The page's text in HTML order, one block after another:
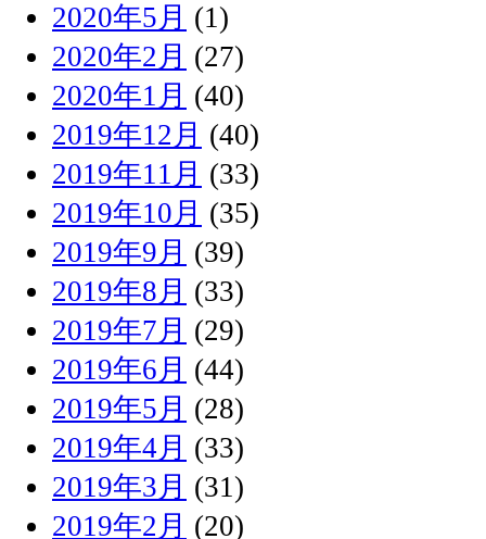
2020年5月 (1)
2020年2月 (27)
2020年1月 (40)
2019年12月 (40)
2019年11月 (33)
2019年10月 (35)
2019年9月 (39)
2019年8月 (33)
2019年7月 (29)
2019年6月 (44)
2019年5月 (28)
2019年4月 (33)
2019年3月 (31)
2019年2月 (20)